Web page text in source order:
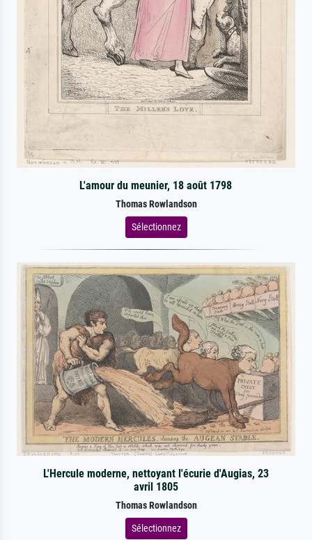
L'amour du meunier, 18 août 1798
Thomas Rowlandson
Sélectionnez
L'Hercule moderne, nettoyant l'écurie d'Augias, 23
avril 1805
Thomas Rowlandson
Sélectionnez